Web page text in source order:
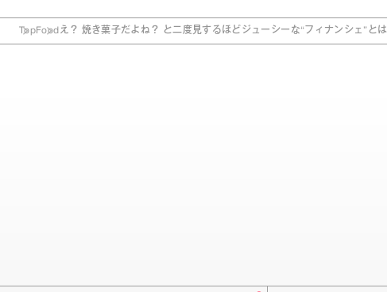
TopFood え？ 焼き菓子だよね？ と二度見するほどジューシーな“フィナンシェ”と